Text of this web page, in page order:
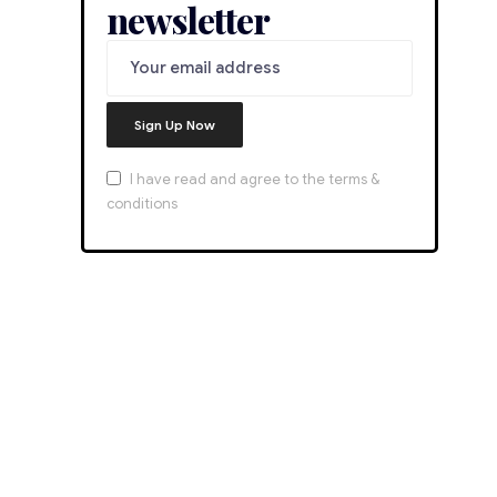
newsletter
I have read and agree to the terms &
conditions